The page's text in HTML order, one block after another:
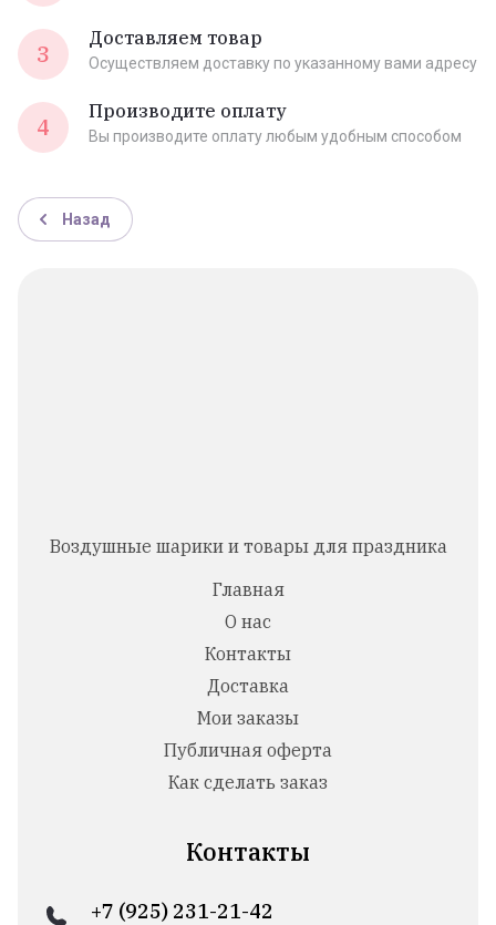
3
Доставляем товар
Осуществляем доставку по указанному вами адресу
4
Производите оплату
Вы производите оплату любым удобным способом
Назад
Воздушные шарики и товары для праздника
Главная
О нас
Контакты
Доставка
Мои заказы
Публичная оферта
Как сделать заказ
Контакты
+7 (925) 231-21-42